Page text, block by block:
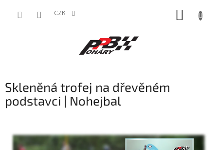
CZK
Skleněná trofej na dřevěném
podstavci | Nohejbal